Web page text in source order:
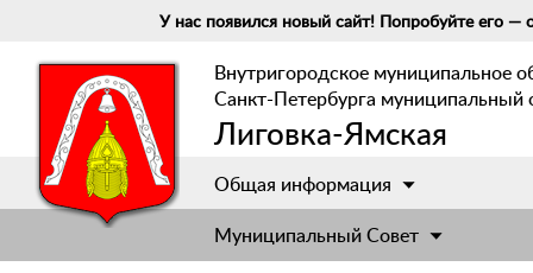
У нас появился новый сайт! Попробуйте его —
Внутригородское муниципальное
Санкт-Петербурга муниципальный
Лиговка-Ямская
Общая информация
Муниципальный Cовет